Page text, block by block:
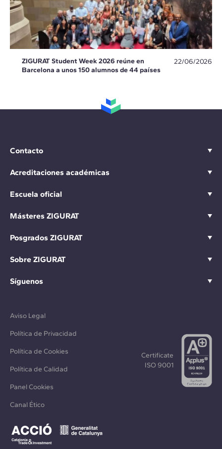
ZIGURAT Student Week 2026 reúne en
Barcelona a unos 150 alumnos de 44 países
22/06/2026
Contacto
Acreditaciones académicas
Escuela oficial
Másteres ZIGURAT
Posgrados ZIGURAT
Sobre ZIGURAT
Síguenos
Aviso Legal
Política de Privacidad
Política de Cookies
Política de Calidad
Panel Cookies
Canal Ético
Certificate
ISO 9001